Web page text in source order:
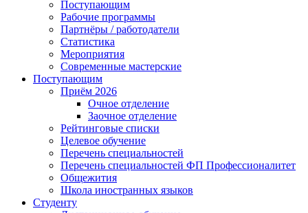
Поступающим
Рабочие программы
Партнёры / работодатели
Статистика
Мероприятия
Современные мастерские
Поступающим
Приём 2026
Очное отделение
Заочное отделение
Рейтинговые списки
Целевое обучение
Перечень специальностей
Перечень специальностей ФП Профессионалитет
Общежития
Школа иностранных языков
Студенту